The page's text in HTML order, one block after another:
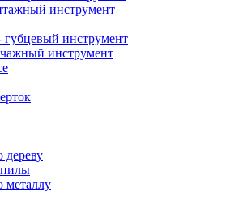
инструмент
инструмент
инструмент